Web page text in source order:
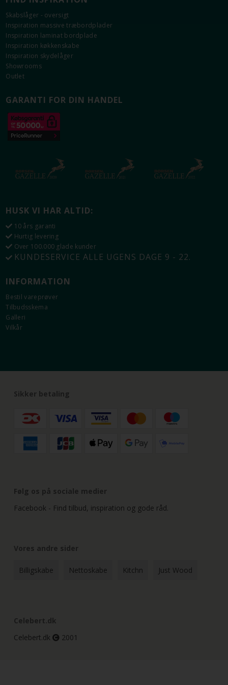
Information om Washington Mørk Eg
Massive 16 mm tykke lameller i mørk eg.
Eksklusive fronter i eg med et grebsfrit design.
Bagplade i 10 mm melamin.
Skabslåger - oversigt
Inspiration massive træbordplader
Inspiration laminat bordplade
Inspiration køkkenskabe
Inspiration skydelåger
Showrooms
Outlet
GARANTI FOR DIN HANDEL
HUSK VI HAR ALTID:
10 års garanti
Hurtig levering
Over 100.000 glade kunder
KUNDESERVICE ALLE UGENS DAGE 9 - 22.
INFORMATION
Bestil vareprøver
Tilbudsskema
Galleri
Vilkår
Sikker betaling
Følg os på sociale medier
Facebook - Find tilbud, inspiration og gode råd.
Vores andre sider
Billigskabe Nettoskabe Kitchn Just Wood
Celebert.dk
Celebert.dk
2001